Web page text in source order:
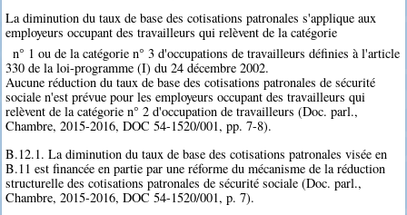
La diminution du taux de base des cotisations patronales s'applique aux
employeurs occupant des travailleurs qui relèvent de la catégorie
n° 1 ou de la catégorie n° 3 d'occupations de travailleurs définies à l'article
330 de la loi-programme (I) du 24 décembre 2002.
Aucune réduction du taux de base des cotisations patronales de sécurité
sociale n'est prévue pour les employeurs occupant des travailleurs qui
relèvent de la catégorie n° 2 d'occupation de travailleurs (Doc. parl.,
Chambre, 2015-2016, DOC 54-1520/001, pp. 7-8).
B.12.1. La diminution du taux de base des cotisations patronales visée en
B.11 est financée en partie par une réforme du mécanisme de la réduction
structurelle des cotisations patronales de sécurité sociale (Doc. parl.,
Chambre, 2015-2016, DOC 54-1520/001, p. 7).